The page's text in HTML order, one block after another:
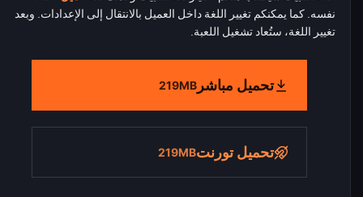
نفسه. كما يمكنكم تغيير اللغة داخل العميل بالانتقال إلى الإعدادات. وبعد
تغيير اللغة، ستُعاد تشغيل اللعبة.
تحميل مباشر 219MB
تحميل تورنت219MB